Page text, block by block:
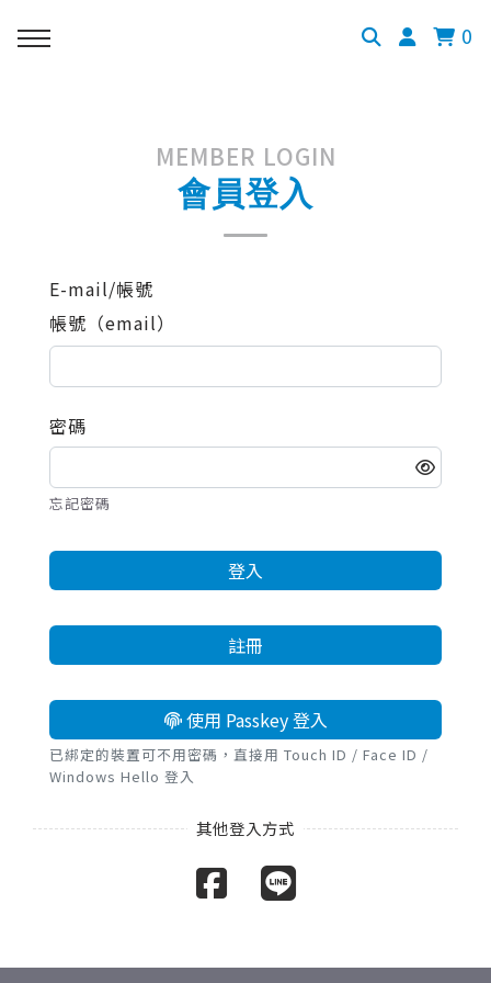
0
MEMBER LOGIN
會員登入
E-mail/帳號
帳號（email）
密碼
忘記密碼
登入
註冊
使用 Passkey 登入
已綁定的裝置可不用密碼，直接用 Touch ID / Face ID /
Windows Hello 登入